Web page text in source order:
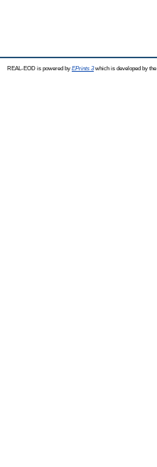
REAL-EOD is powered by EPrints 3which is developed by the